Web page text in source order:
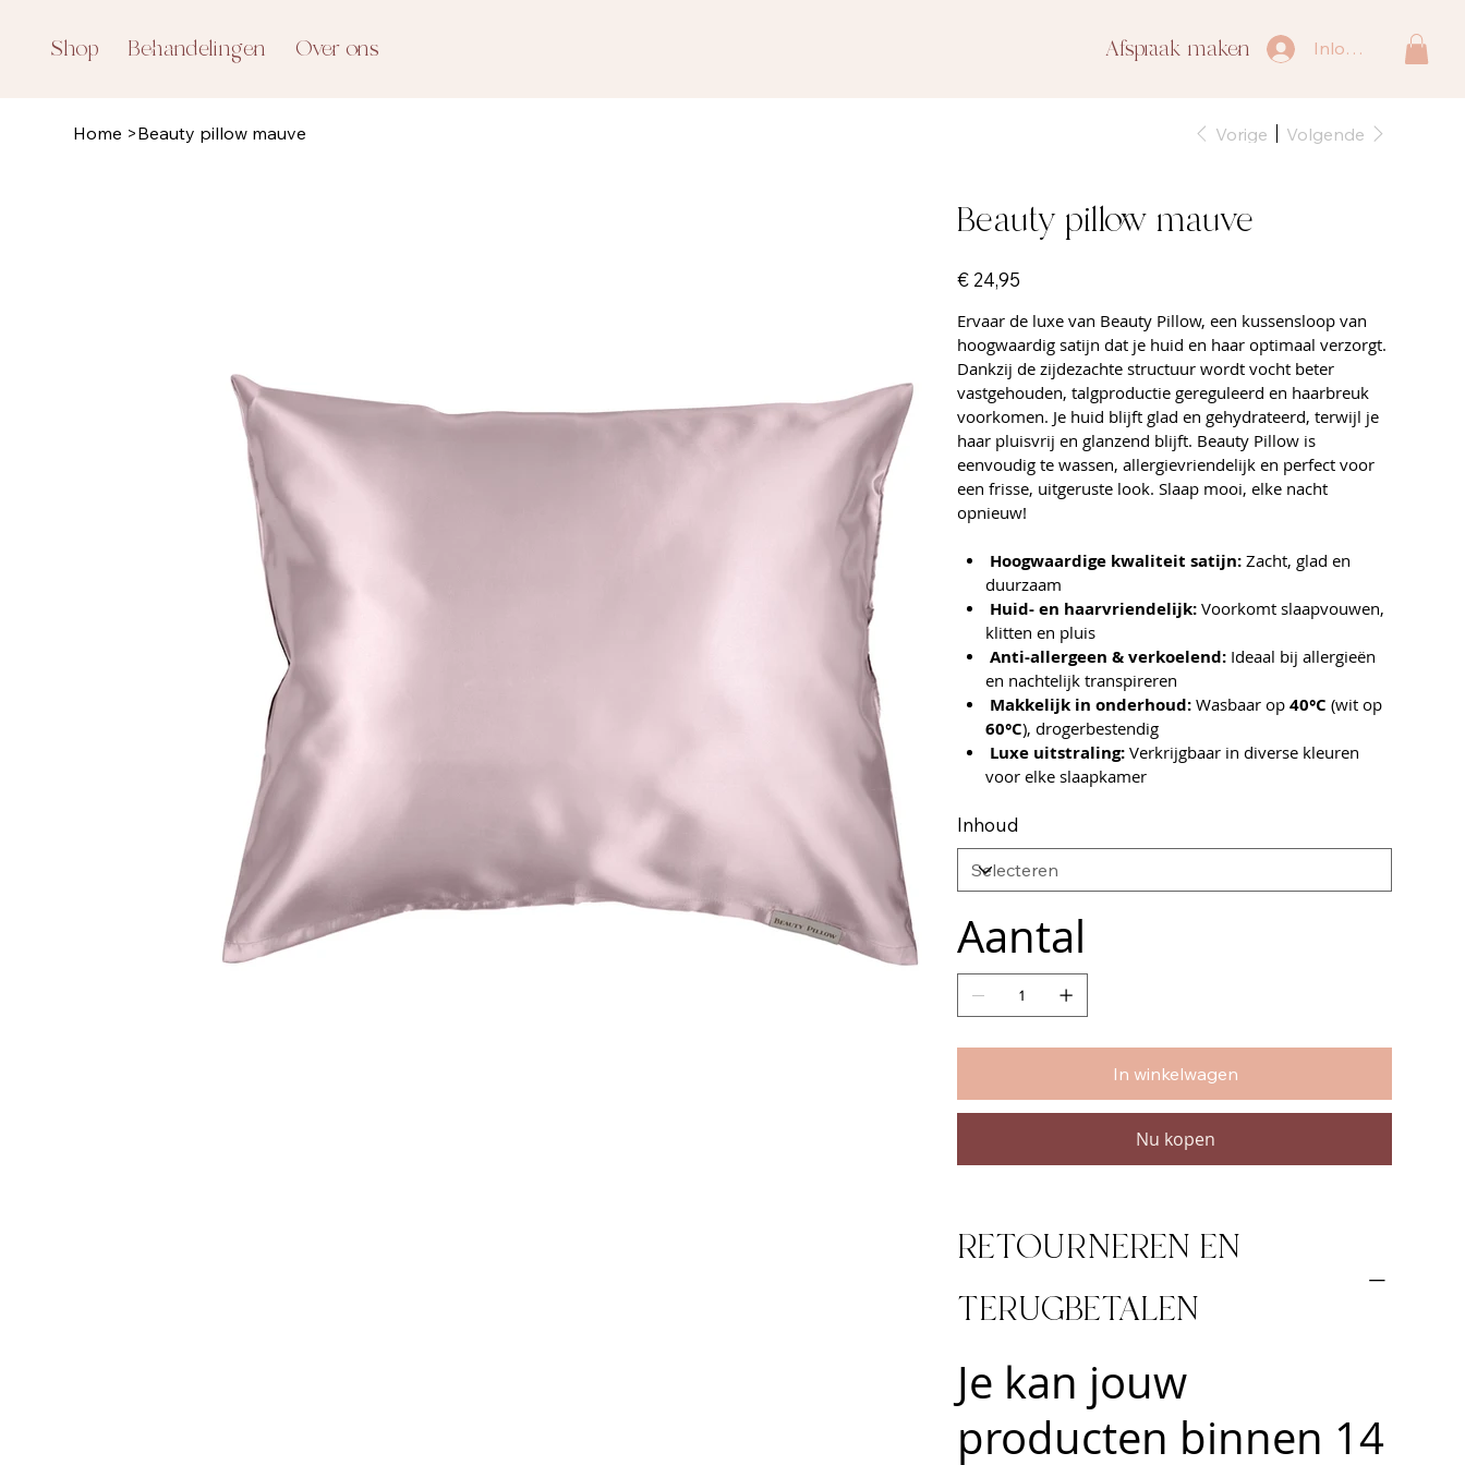
Shop Behandelingen Over ons Afspraak maken Inloggen
Home >Beauty pillow mauve Vorige Volgende
Beauty pillow mauve
Prijs
€ 24,95
Ervaar de luxe van Beauty Pillow, een kussensloop van
hoogwaardig satijn dat je huid en haar optimaal verzorgt.
Dankzij de zijdezachte structuur wordt vocht beter
vastgehouden, talgproductie gereguleerd en haarbreuk
voorkomen. Je huid blijft glad en gehydrateerd, terwijl je
haar pluisvrij en glanzend blijft. Beauty Pillow is
eenvoudig te wassen, allergievriendelijk en perfect voor
een frisse, uitgeruste look. Slaap mooi, elke nacht
opnieuw!
Hoogwaardige kwaliteit satijn: Zacht, glad en
duurzaam
Huid- en haarvriendelijk: Voorkomt slaapvouwen,
klitten en pluis
Anti-allergeen & verkoelend: Ideaal bij allergieën
en nachtelijk transpireren
Makkelijk in onderhoud: Wasbaar op40°C (wit op
60°C), drogerbestendig
Luxe uitstraling: Verkrijgbaar in diverse kleuren
voor elke slaapkamer
Inhoud
Aantal
In winkelwagen
Nu kopen
RETOURNEREN EN
TERUGBETALEN
Je kan jouw
producten binnen 14